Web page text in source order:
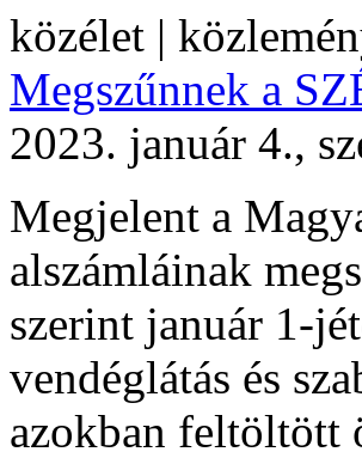
közélet |
Megszűnnek a
2023. január 4.,
Megjelent a
alszámláinak
szerint január 1-
vendéglátás és
azokban feltöltött